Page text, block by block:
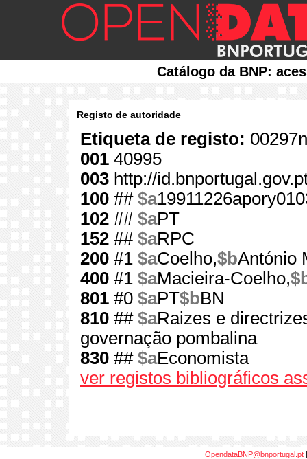
Catálogo da BNP:
Registo de autoridade
Etiqueta de registo:
001 40995
003 http://
100 ## $a
102 ## $aPT
152 ## $aRPC
200 #1 $aCoelho,$bAntónio
400 #1 $aMacieira-Coelho,
801 #0 $aPT$bBN
810 ## $aRaizes e
governação pombalina
830 ## $aEconomista
ver registos bibliográficos
OpendataBNP@bnportugal.pt